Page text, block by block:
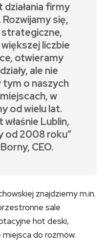
działania firmy
Rozwijamy się,
strategiczne,
liczbie
otwieramy
ale nie
tym o naszych
w
od wielu lat.
Lublin,
od 2008 roku”
CEO.
znajdziemy m.in.
sale
hot deski,
do rozmów.